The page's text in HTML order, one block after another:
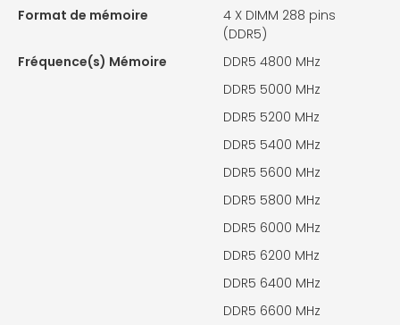
Format de mémoire 4 X DIMM 288 pins
(DDR5)
Fréquence(s) Mémoire
DDR5 4800 MHz
DDR5 5000 MHz
DDR5 5200 MHz
DDR5 5400 MHz
DDR5 5600 MHz
DDR5 5800 MHz
DDR5 6000 MHz
DDR5 6200 MHz
DDR5 6400 MHz
DDR5 6600 MHz